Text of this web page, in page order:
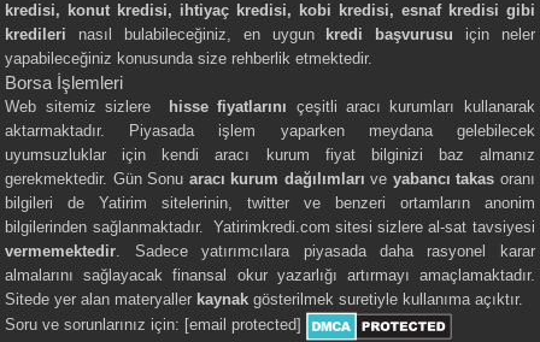
kredisi, konut kredisi, ihtiyaç kredisi, kobi kredisi, esnaf kredisi gibi
kredileri nasıl bulabileceğiniz, en uygun kredi başvurusu için neler
yapabileceğiniz konusunda size rehberlik etmektedir.
Borsa İşlemleri
Web sitemiz sizlere hisse fiyatlarını çeşitli aracı kurumları kullanarak
aktarmaktadır. Piyasada işlem yaparken meydana gelebilecek
uyumsuzluklar için kendi aracı kurum fiyat bilginizi baz almanız
gerekmektedir. Gün Sonu aracı kurum dağılımları ve yabancı takas oranı
bilgileri de Yatirim sitelerinin, twitter ve benzeri ortamların anonim
bilgilerinden sağlanmaktadır. Yatirimkredi.com sitesi sizlere al-sat tavsiyesi
vermemektedir. Sadece yatırımcılara piyasada daha rasyonel karar
almalarını sağlayacak finansal okur yazarlığı artırmayı amaçlamaktadır.
Sitede yer alan materyaller kaynak gösterilmek suretiyle kullanıma açıktır.
Soru ve sorunlarınız için: [email protected]